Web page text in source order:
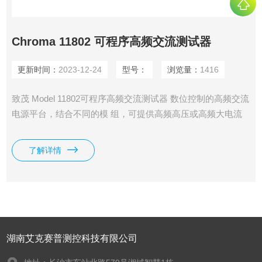
Chroma 11802 可程序高频交流测试器
更新时间： 2023-12-24 型号： 浏览量： 1416
致茂 Model 11802可程序高频交流测试器 数位控制的高频交流
电源平台，结合不同的模 组，可提供高频高压或高频大电流
SMPS、LCD Inverter、安定器（Ballast）等应用频 率，输出
电压可搭配适当变压模组调整至需求使 用范围
了解详情
湖南艾克赛普测控科技有限公司